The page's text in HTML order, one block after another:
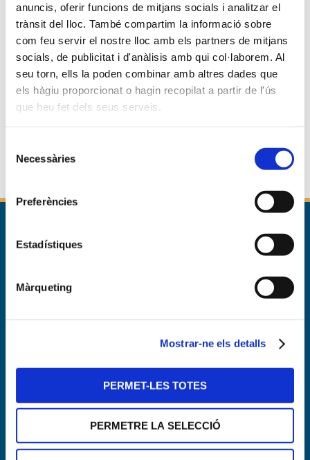
anuncis, oferir funcions de mitjans socials i analitzar el
trànsit del lloc. També compartim la informació sobre
com feu servir el nostre lloc amb els partners de mitjans
socials, de publicitat i d'anàlisis amb qui col·laborem. Al
seu torn, ells la poden combinar amb altres dades que
els hàgiu proporcionat o hagin recopilat a partir de l'ús
que heu fet dels seus serveis.
Necessàries
Preferències
Estadístiques
Màrqueting
Mostrar-ne els detalls
PERMET-LES TOTES
PERMETRE LA SELECCIÓ
APUNTA'T AQUÍ
IVA inclòs. Preus vàlids segons preus públics, des de
l’inici de les activitats d’estiu de 2026 fins al juny de
2027, subjectes a errors tipogràfics.
inscripció.
Inici > Piscina
Natació nadons de 5 a 24
Complex Aquàtic – Zona esportiva